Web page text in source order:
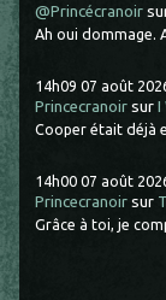
@Princécranoir
Ah oui dommage.
14h09 07 août
Princecranoir surI
Cooper était déjà
14h00 07 août
Princecranoir sur
Grâce à toi, je